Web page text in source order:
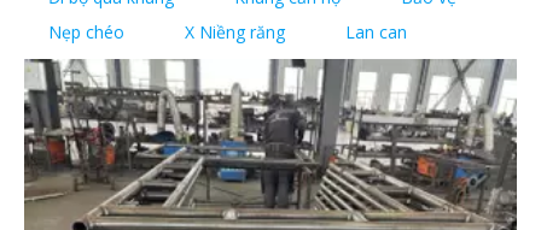
Nẹp chéo
X Niềng răng Lan can